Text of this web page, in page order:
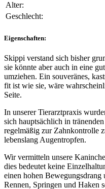
Alter:
Geschlecht:
Eigenschaften:
Skippi verstand sich bisher
sie könnte aber auch in eine
umziehen. Ein souveränes,
fit ist wie sie, wäre
Seite.
In unserer Tierarztpraxis
sich hauptsächlich in
regelmäßig zur Zahnkontrolle
lebenslang Augentropfen.
Wir vermitteln unsere
dies bedeutet keine
einen hohen
Rennen, Springen und Haken